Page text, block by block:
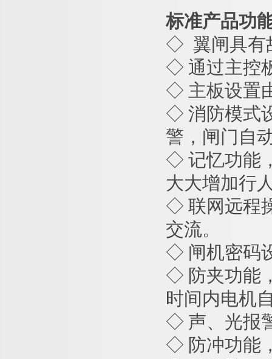
标准产品功
◇ 翼闸 具有
◇ 通过主控
◇ 主板设置
◇ 消防模式
警，闸门自
◇ 记忆功能
大大增加行
◇ 联网远程
交流。
◇ 闸机密码
◇ 防夹功能
时间内电机
◇ 声、光报
◇ 防冲功能